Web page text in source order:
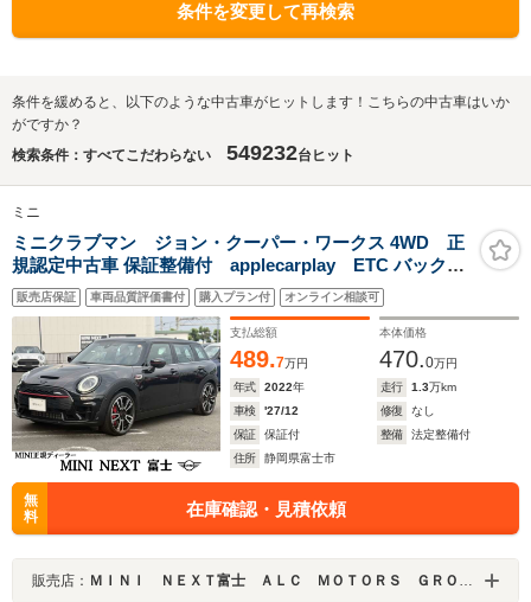
条件を変更して再検索
条件を緩めると、以下のような中古車がヒットします！こちらの中古車はいか
がですか？
検索条件：すべてこだわらない
549232台ヒット
ミニ
ミニクラブマン ジョン・クーパー・ワークス 4WD 正
規認定中古車 保証整備付 applecarplay ETC バックカ
メラ 衝突軽減ブレーキ アイドリングストップ 障害物ソナ
ー アクティブクルコン LEDライト 純正ホイール
販売店保証 車両品質評価書付 購入プラン付 オンライン相談可
支払総額
489.7万円
本体価格
470.0万円
年式
2022年 走行 1.3万km
車検
'27/12 修復
なし
保証
保証付 整備
法定整備付
住所
静岡県富士市
無
料
在庫確認・見積依頼
販売店： ＭＩＮＩ ＮＥＸＴ富士 ＡＬＣ ＭＯＴＯＲＳ ＧＲＯＵＰ